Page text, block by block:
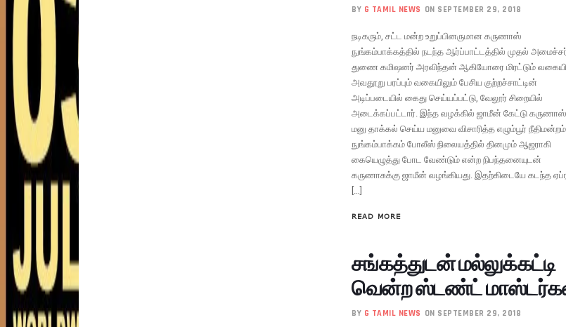
BY G TAMIL NEWS ON SEPTEMBER 29, 2018
நடிகரும், சட்ட மன்ற உறுப்பினருமான கருணாஸ்
நுங்கம்பாக்கத்தில் நடந்த ஆர்ப்பாட்டத்தில் முதல்
துணை கமி‌ஷனர் அரவிந்தன் ஆகியோரை மிரட்டும்
அவதூறு பரப்பும் வகையிலும் பேசிய குற்றச்சாட்டின்
அடிப்படையில் கைது செய்யப்பட்டு, வேலூர் சிறையில்
அடைக்கப்பட்டார். இந்த வழக்கில் ஜாமீன் கேட்டு கருணாஸ்
மனு தாக்கல் செய்ய மனுவை விசாரித்த எழும்பூர் நீதிமன்றம்
நுங்கம்பாக்கம் போலீஸ் நிலையத்தில் தினமும் ஆஜராகி
கையெழுத்து போட வேண்டும் என்ற நிபந்தனையுடன்
கருணாசுக்கு ஜாமீன் வழங்கியது. இதற்கிடையே கடந்த
[…]
READ MORE
சங்கத்துடன் மல்லுக்கட்டி
வென்ற ஸ்டண்ட்
BY G TAMIL NEWS ON SEPTEMBER 29, 2018